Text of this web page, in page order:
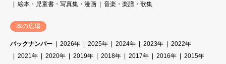
絵本・児童書・写真集・漫画
音楽・楽譜・歌集
本の広場
バックナンバー 2026年 2025年 2024年 2023年
2022年
2021年
2020年 2019年 2018年 2017年 2016年
2015年